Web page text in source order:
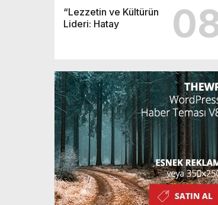
“Lezzetin ve Kültürün
Lideri: Hatay